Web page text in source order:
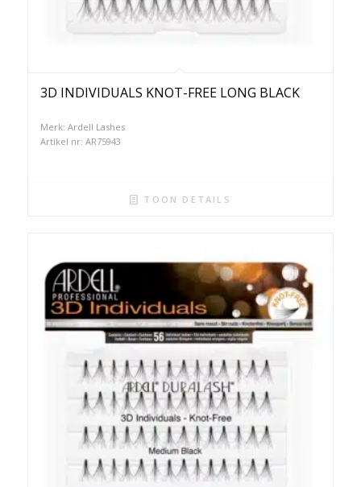
3D INDIVIDUALS KNOT-FREE LONG BLACK
Merk: Ardell Lashes
Artikel nr: AR75943
TOON DETAILS